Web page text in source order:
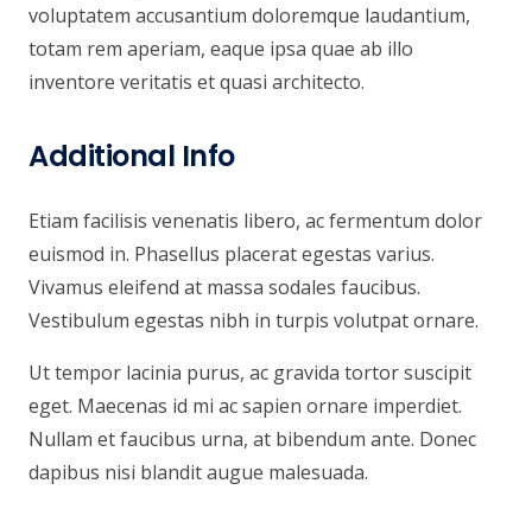
voluptatem accusantium doloremque laudantium,
totam rem aperiam, eaque ipsa quae ab illo
inventore veritatis et quasi architecto.
Additional Info
Etiam facilisis venenatis libero, ac fermentum dolor
euismod in. Phasellus placerat egestas varius.
Vivamus eleifend at massa sodales faucibus.
Vestibulum egestas nibh in turpis volutpat ornare.
Ut tempor lacinia purus, ac gravida tortor suscipit
eget. Maecenas id mi ac sapien ornare imperdiet.
Nullam et faucibus urna, at bibendum ante. Donec
dapibus nisi blandit augue malesuada.